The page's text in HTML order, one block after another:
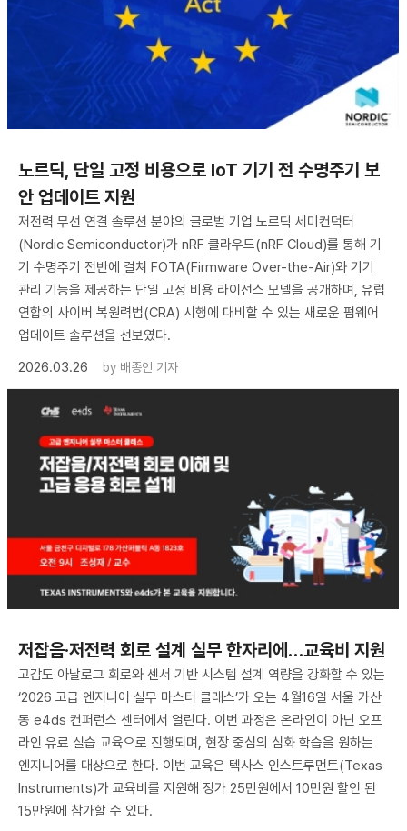
노르딕, 단일 고정 비용으로 IoT 기기 전 수명주기 보
안 업데이트 지원
저전력 무선 연결 솔루션 분야의 글로벌 기업 노르딕 세미컨덕터
(Nordic Semiconductor)가 nRF 클라우드(nRF Cloud)를 통해 기
기 수명주기 전반에 걸쳐 FOTA(Firmware Over-the-Air)와 기기
관리 기능을 제공하는 단일 고정 비용 라이선스 모델을 공개하며, 유럽
연합의 사이버 복원력법(CRA) 시행에 대비할 수 있는 새로운 펌웨어
업데이트 솔루션을 선보였다.
2026.03.26
by 배종인 기자
저잡음·저전력 회로 설계 실무 한자리에…교육비 지원
고감도 아날로그 회로와 센서 기반 시스템 설계 역량을 강화할 수 있는
‘2026 고급 엔지니어 실무 마스터 클래스’가 오는 4월16일 서울 가산
동 e4ds 컨퍼런스 센터에서 열린다. 이번 과정은 온라인이 아닌 오프
라인 유료 실습 교육으로 진행되며, 현장 중심의 심화 학습을 원하는
엔지니어를 대상으로 한다. 이번 교육은 텍사스 인스트루먼트(Texas
Instruments)가 교육비를 지원해 정가 25만원에서 10만원 할인 된
15만원에 참가할 수 있다.